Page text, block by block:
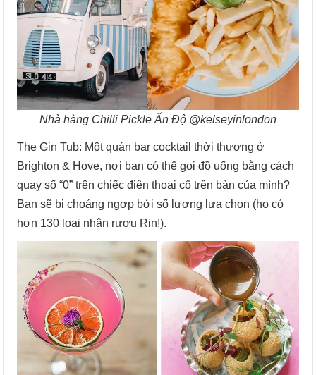
Nhà hàng Chilli Pickle Ấn Độ @kelseyinlondon
The Gin Tub: Một quán bar cocktail thời thượng ở
Brighton & Hove, nơi bạn có thể gọi đồ uống bằng cách
quay số “0” trên chiếc điện thoại cổ trên bàn của mình?
Bạn sẽ bị choáng ngợp bởi số lượng lựa chọn (họ có
hơn 130 loại nhân rượu Rin!).